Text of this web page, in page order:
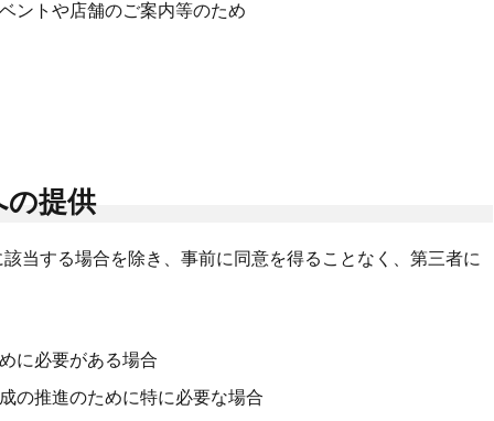
ントや店舗のご案内等のため
の提供
当する場合を除き、事前に同意を得ることなく、第三者に
に必要がある場合
の推進のために特に必要な場合